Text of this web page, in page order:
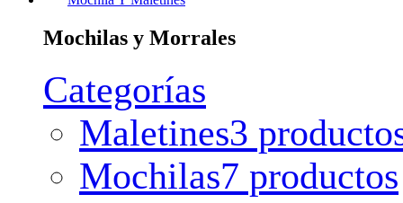
Mochilas y Morrales
Categorías
Maletines3
Mochilas7 productos